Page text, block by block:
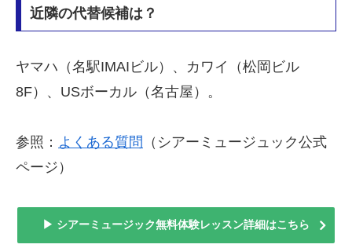
近隣の代替候補は？
ヤマハ（名駅IMAIビル）、カワイ（松岡ビル
8F）、USボーカル（名古屋）。
参照： よくある質問 （シアーミュージュック公式
ページ）
▶ シアーミュージック無料体験レッスン詳細はこちら